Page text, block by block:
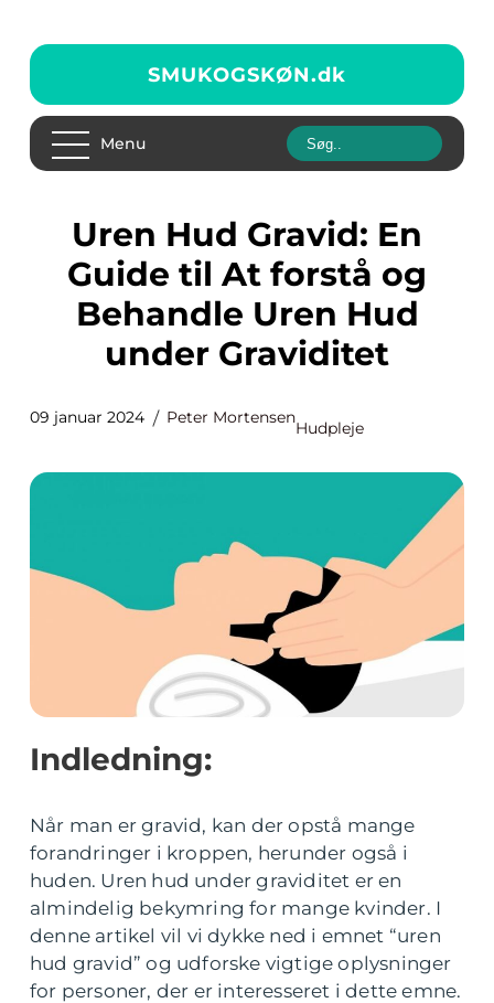
SMUKOGSKØN.dk
Menu
Uren Hud Gravid: En
Guide til At forstå og
Behandle Uren Hud
under Graviditet
09 januar 2024 Peter Mortensen
Hudpleje
Indledning:
Når man er gravid, kan der opstå mange
forandringer i kroppen, herunder også i
huden. Uren hud under graviditet er en
almindelig bekymring for mange kvinder. I
denne artikel vil vi dykke ned i emnet “uren
hud gravid” og udforske vigtige oplysninger
for personer, der er interesseret i dette emne.